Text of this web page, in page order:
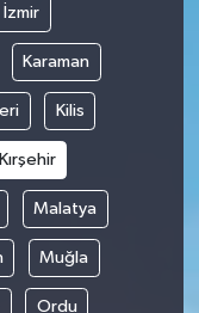
İzmir
Karaman
Kilis
Kırşehir
Malatya
Muğla
Ordu